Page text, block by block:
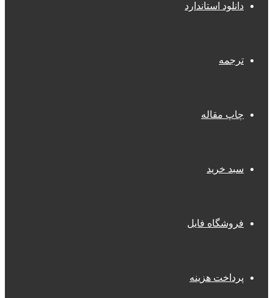
دانلود استاندارد
ترجمه
چاپ مقاله
سبد خرید
فروشگاه فایل
پرداخت هزینه